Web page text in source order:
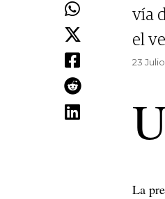
vía
el
23
La